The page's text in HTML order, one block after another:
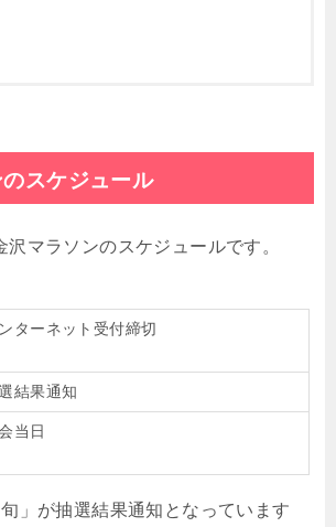
スケジュール
沢マラソンのスケジュールです。
ターネット受付締切
結果通知
当日
」が抽選結果通知となっています